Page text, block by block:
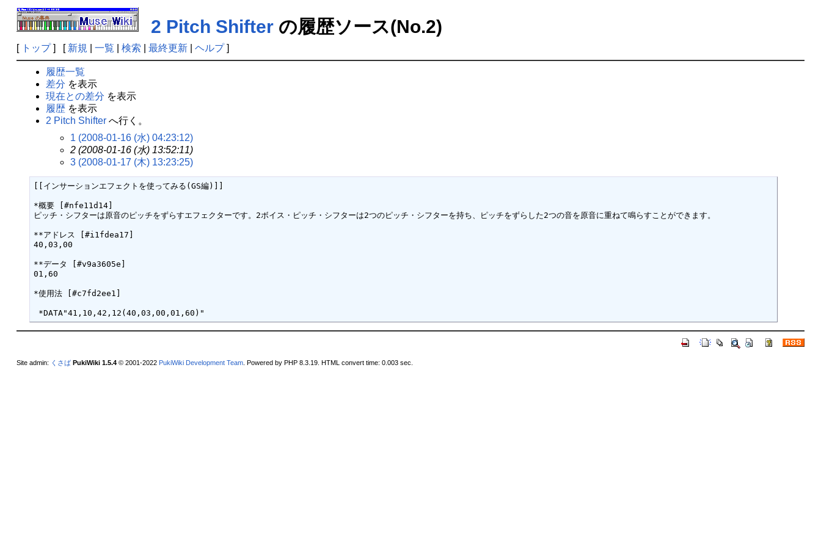
2 Pitch Shifterの履歴ソース(No.2)
[ トップ] [ 新規 一覧 検索 最終更新| ヘルプ]
履歴一覧
差分 を表示
現在との差分 を表示
履歴を表示
2 Pitch Shifterへ行く。
1 (2008-01-16 (水) 04:23:12)
2 (2008-01-16 (水) 13:52:11)
3 (2008-01-17 (木) 13:23:25)
[[インサーションエフェクトを使ってみる(GS編)]]
*概要 [#nfe11d14]
ピッチ・シフターは原音のピッチをずらすエフェクターです。2ボイス・ピッチ・シフターは2つのピッチ・シフターを持ち、ピッチをずらした2つの音を原音に重ねて鳴らすことができます。
**アドレス [#i1fdea17]
40,03,00
**データ [#v9a3605e]
01,60
*使用法 [#c7fd2ee1]
Site admin: くさば PukiWiki 1.5.4© 2001-2022 PukiWiki Development Team. Powered by PHP 8.3.19. HTML convert time: 0.003 sec.